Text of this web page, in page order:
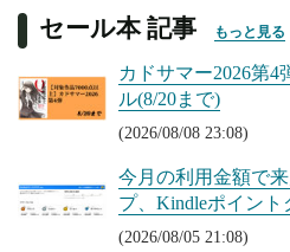
セール本 記事 もっと見る
カドサマー2026第4
ル(8/20まで)
(2026/08/08 23:08)
今月の利用金額で
プ、Kindleポイント
(2026/08/05 21:08)